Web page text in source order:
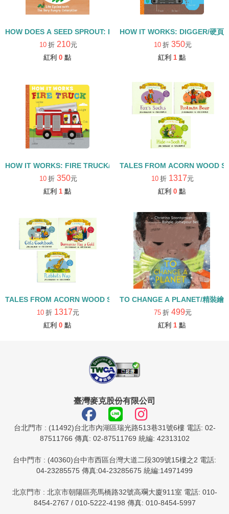
HOW DOES A SEED SPROUT: LIFE CYCLES WITH THE VERY
10 折 210元
紅利 0 點
HOW IT WORKS: DIGGER/硬頁
10 折 350元
紅利 1 點
HOW IT WORKS: FIRE TRUCK/硬頁書
10 折 350元
紅利 1 點
TALES FROM ACORN WOOD
10 折 1317元
紅利 0 點
TALES FROM ACORN WOOD STORY COLLECTION 生活日常組/
10 折 1317元
紅利 0 點
TO CHANGE A PLANET/精裝繪
75 折 499元
紅利 1 點
臺灣麥克股份有限公司
台北門市 : (11492)台北市內湖區瑞光路513巷31號6樓 電話: 02-
87511766 傳真: 02-87511769 統編: 42313102
台中門市 : (40360)台中市西區台灣大道二段309號15樓之2 電話:
04-23285575 傳真:04-23285675 統編:14971499
北京門市 : 北京市朝陽區亮馬橋路32號高斕大廈911室 電話: 010-
8454-2767 / 010-5222-4198 傳真: 010-8454-5997